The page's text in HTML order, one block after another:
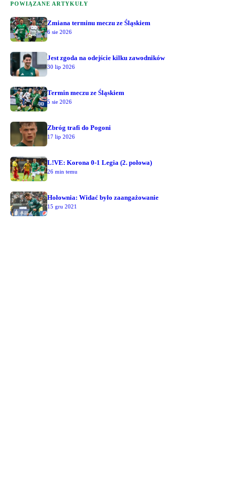
POWIĄZANE ARTYKUŁY
Zmiana terminu meczu ze Śląskiem
6 sie 2026
Jest zgoda na odejście kilku zawodników
30 lip 2026
Termin meczu ze Śląskiem
5 sie 2026
Zbróg trafi do Pogoni
17 lip 2026
L!VE: Korona 0-1 Legia (2. połowa)
26 min temu
Hołownia: Widać było zaangażowanie
15 gru 2021